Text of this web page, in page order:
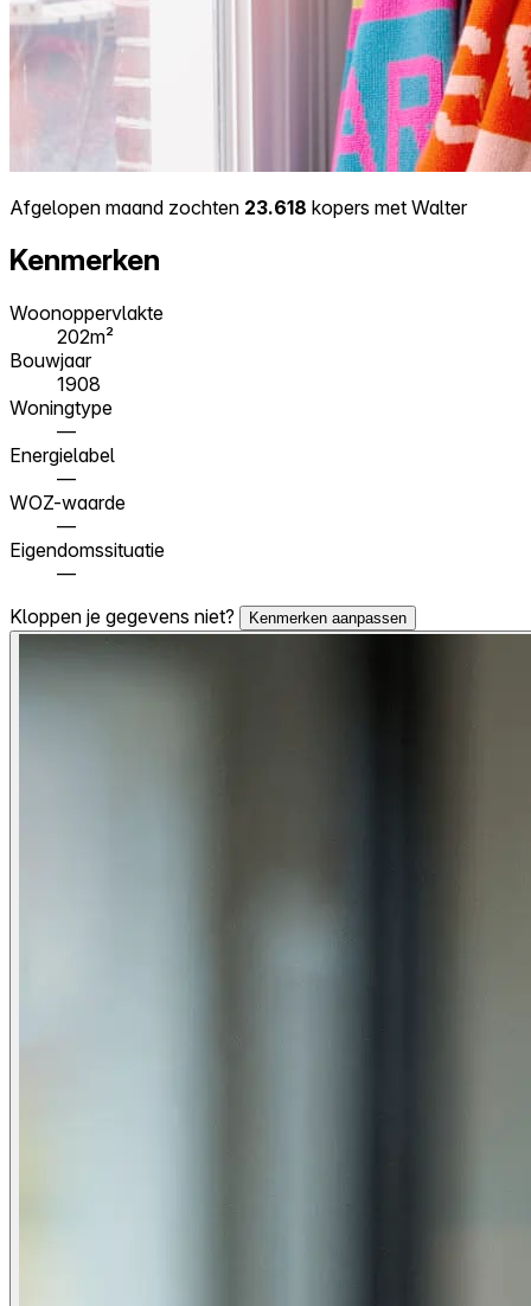
Afgelopen maand zochten 23.618 kopers met Walter
Kenmerken
Woonoppervlakte
202m²
Bouwjaar
1908
Woningtype
—
Energielabel
—
WOZ-waarde
—
Eigendomssituatie
—
Kloppen je gegevens niet?
Kenmerken aanpassen